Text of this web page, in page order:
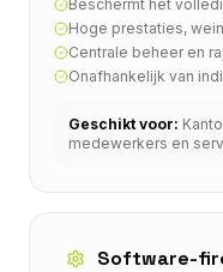
Beschermt het
Hoge prestaties,
Centrale beheer en
Onafhankelijk van
Geschikt voor:
medewerkers en
Software-